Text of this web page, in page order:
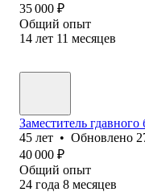
35 000 ₽
Общий опыт
14 лет 11 месяцев
Заместитель гдавного
45 лет • Обновлено
40 000 ₽
Общий опыт
24 года 8 месяцев